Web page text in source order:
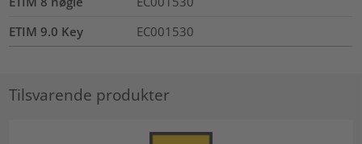
ETIM 9.0 Key
EC001530
Tilsvarende produkter